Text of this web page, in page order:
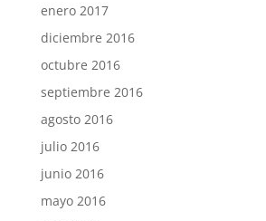
enero 2017
diciembre 2016
octubre 2016
septiembre 2016
agosto 2016
julio 2016
junio 2016
mayo 2016